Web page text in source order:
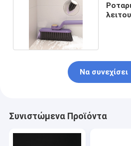
Να συνεχίσει
Συνιστώμενα Προϊόντα